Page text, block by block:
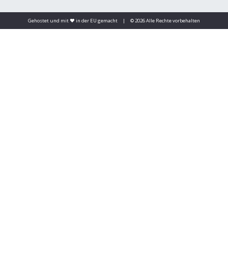
Gehostet und mit ❤️ in der EU gemacht | © 2026 Alle Rechte vorbehalten